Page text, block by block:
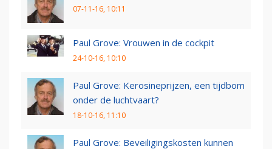
07-11-16, 10:11
Paul Grove: Vrouwen in de cockpit
24-10-16, 10:10
Paul Grove: Kerosineprijzen, een tijdbom
onder de luchtvaart?
18-10-16, 11:10
Paul Grove: Beveiligingskosten kunnen